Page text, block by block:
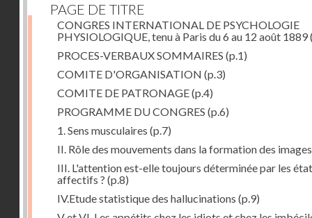
PAGE DE TITRE
CONGRES INTERNATIONAL DE PSYCHOLOGIE
PHYSIOLOGIQUE, tenu à Paris du 6 au 12 août 1889
PROCES-VERBAUX SOMMAIRES (p.1)
COMITE D'ORGANISATION (p.3)
COMITE DE PATRONAGE(p.4)
PROGRAMME DU CONGRES (p.6)
1. Sens musculaires (p.7)
II. Rôle des mouvements dans la formation des images
III. L'attention est-elle toujours déterminée par les
affectifs ? (p.8)
IV.Etude statistique des hallucinations (p.9)